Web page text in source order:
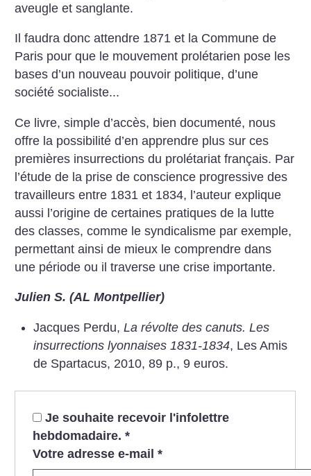
aveugle et sanglante.
Il faudra donc attendre 1871 et la Commune de
Paris pour que le mouvement prolétarien pose les
bases d’un nouveau pouvoir politique, d’une
société socialiste...
Ce livre, simple d’accès, bien documenté, nous
offre la possibilité d’en apprendre plus sur ces
premières insurrections du prolétariat français. Par
l’étude de la prise de conscience progressive des
travailleurs entre 1831 et 1834, l’auteur explique
aussi l’origine de certaines pratiques de la lutte
des classes, comme le syndicalisme par exemple,
permettant ainsi de mieux le comprendre dans
une période ou il traverse une crise importante.
Julien S. (AL Montpellier)
Jacques Perdu, La révolte des canuts. Les
insurrections lyonnaises 1831-1834, Les Amis
de Spartacus, 2010, 89 p., 9 euros.
Je souhaite recevoir l'infolettre
hebdomadaire. *
Votre adresse e-mail *